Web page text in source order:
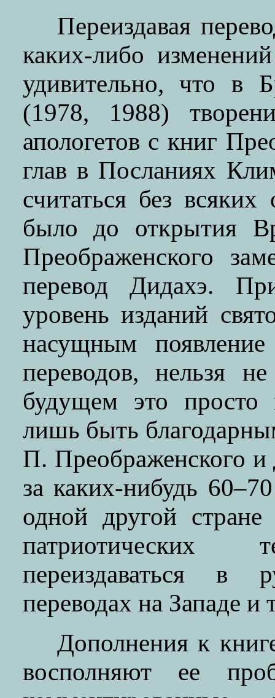
Переиздавая
каких-либо
удивительно, что в
(1978, 1988)
апологетов с книг
глав в Посланиях
считаться без
было до открытия
Преображенского
перевод Дидахэ.
уровень изданий
насущным
переводов, нельзя
будущем это просто
лишь быть
П. Преображенского
за каких-нибудь
одной другой
патриотических
переиздаваться в
переводах на Западе и
Дополнения к
восполняют ее